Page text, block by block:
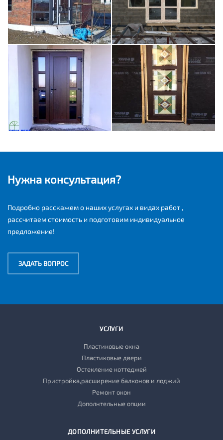
Нужна консультация?
Подробно расскажем о наших услугах и видах работ ,
рассчитаем стоимость и подготовим индивидуальное
предложение!
ЗАДАТЬ ВОПРОС
УСЛУГИ
Пластиковые окна
Пластиковые двери
Остекление коттеджей
Пристройка,расширение балконов и лоджий
Ремонт окон
Дополнтельные опции
ДОПОЛНИТЕЛЬНЫЕ УСЛУГИ